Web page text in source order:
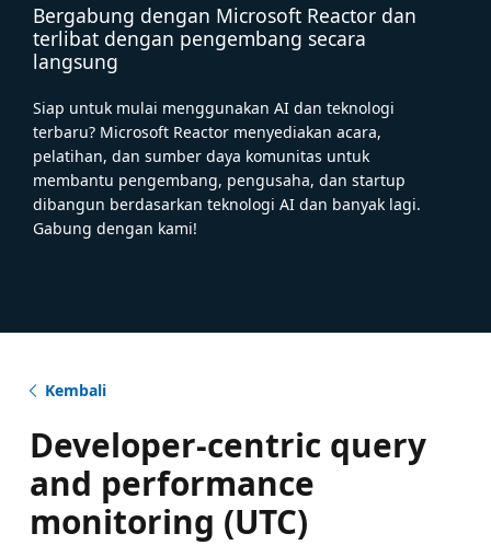
Bergabung dengan Microsoft Reactor dan
terlibat dengan pengembang secara
langsung
Siap untuk mulai menggunakan AI dan teknologi
terbaru? Microsoft Reactor menyediakan acara,
pelatihan, dan sumber daya komunitas untuk
membantu pengembang, pengusaha, dan startup
dibangun berdasarkan teknologi AI dan banyak lagi.
Gabung dengan kami!
Kembali
Developer-centric query
and performance
monitoring (UTC)